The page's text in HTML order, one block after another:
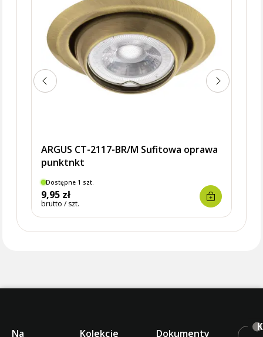
ARGUS CT-2117-BR/M Sufitowa oprawa
punktnkt
Dostępne 1 szt.
9,95 zł
brutto / szt.
Na
Kolekcje Dokumenty